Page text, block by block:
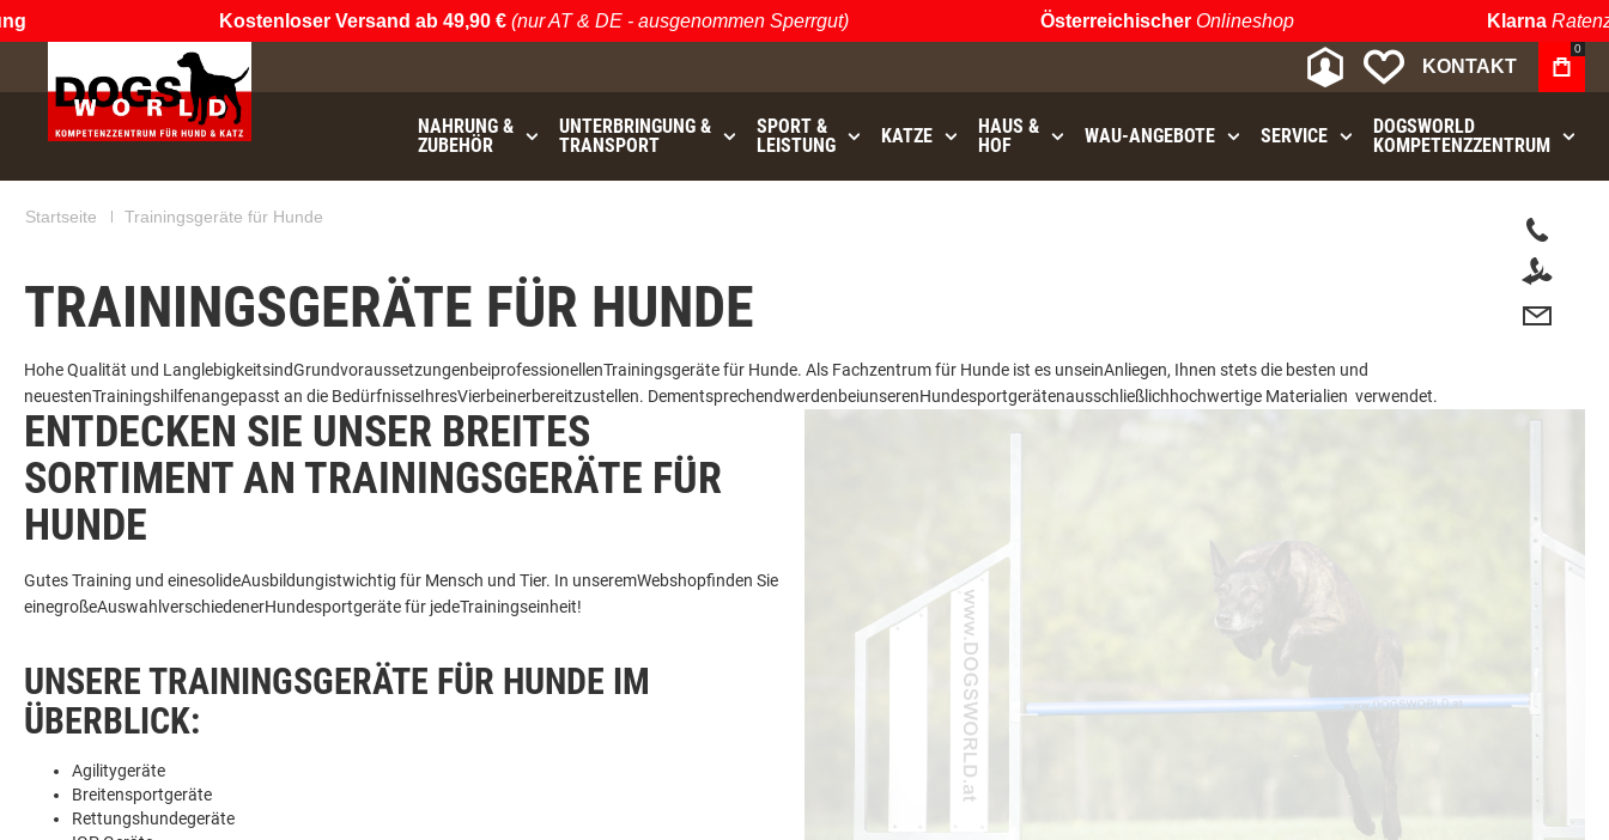
Kostenloser Versand ab 49,90 €(nur AT & DE - ausgenommen Sperrgut) ÖsterreichischerOnlineshop Klarna
MEIN KONTO
MEINE
KONTAKT
0
NAHRUNG &
ZUBEHÖR
UNTERBRINGUNG &
TRANSPORT
SPORT &
LEISTUNG
KATZE
HAUS &
HOF
WAU⁠-⁠ANGEBOTE SERVICE
DOGSWORLD
KOMPETENZZENTRUM
Startseite Trainingsgeräte für Hunde
TRAININGSGERÄTE FÜR HUNDE
HoheQualität und LanglebigkeitsindGrundvoraussetzungenbeiprofessionellenTrainingsgerätefür Hunde. Als Fachzentrumfür Hunde ist es unseinAnliegen, Ihnen stets die besten und
neuestenTrainingshilfenangepasst an die BedürfnisseIhresVierbeinerbereitzustellen. DementsprechendwerdenbeiunserenHundesportgerätenausschließlichhochwertige Materialien verwendet.
ENTDECKEN SIE UNSER BREITES
SORTIMENT AN TRAININGSGERÄTE FÜR
HUNDE
Gutes Training und einesolideAusbildungistwichtig für Mensch und Tier. In unseremWebshopfinden Sie
einegroßeAuswahl verschiedenerHundesportgerätefür jedeTrainingseinheit!
UNSERE TRAININGSGERÄTE FÜR HUNDE IM
ÜBERBLICK:
Agilitygeräte
Breitensportgeräte
Rettungshundegeräte